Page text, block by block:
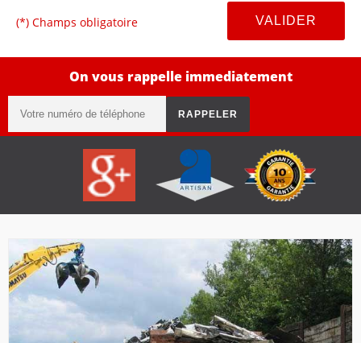
(*) Champs obligatoire
On vous rappelle immediatement